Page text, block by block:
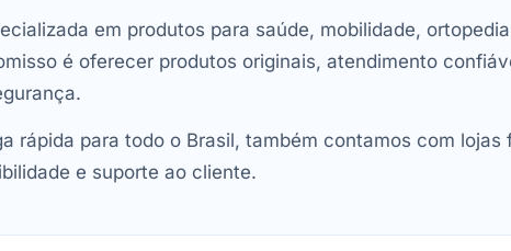
em produtos para saúde, mobilidade,
é oferecer produtos originais, atendimento
rápida para todo o Brasil, também contamos com lojas
e suporte ao cliente.